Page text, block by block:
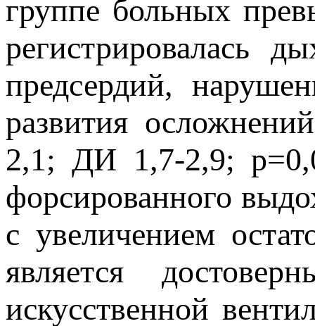
группе больных
регистрировалась
предсердий,
развития
2,1; ДИ 1,7-2,9;
форсированного
с увеличением
является
искусственной